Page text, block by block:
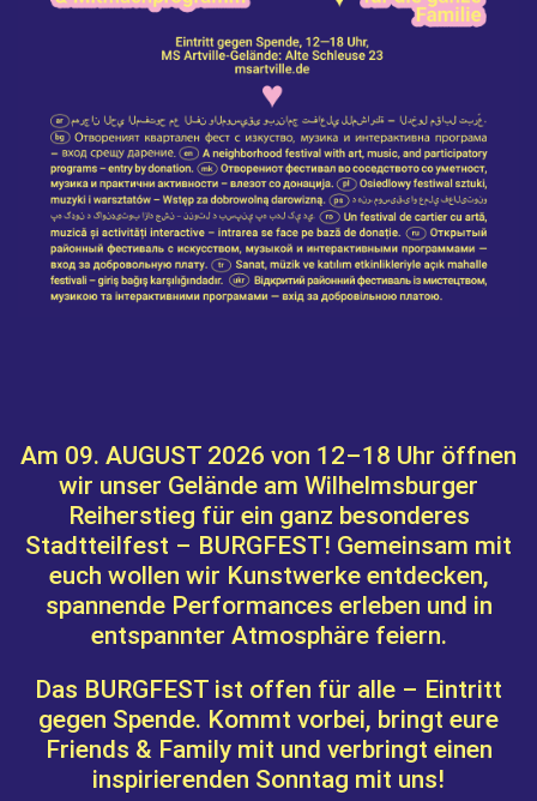
Am 09. AUGUST 2026 von 12–18 Uhr öffnen
wir unser Gelände am Wilhelmsburger
Reiherstieg für ein ganz besonderes
Stadtteilfest – BURGFEST! Gemeinsam mit
euch wollen wir Kunstwerke entdecken,
spannende Performances erleben und in
entspannter Atmosphäre feiern.
Das BURGFEST ist offen für alle – Eintritt
gegen Spende. Kommt vorbei, bringt eure
Friends & Family mit und verbringt einen
inspirierenden Sonntag mit uns!